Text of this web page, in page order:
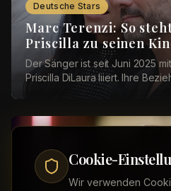
Cookie-
Wir verwenden
Deutsche Stars
Marc Terenzi: So
Priscilla zu seinen
Der Sänger ist seit Juni 2025
Priscilla DiLaura liiert. Ihre